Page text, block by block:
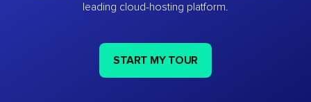
leading cloud-hosting platform.
START MY TOUR